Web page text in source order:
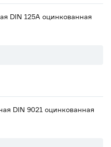
DIN 125A оцинкованная
DIN 9021 оцинкованная